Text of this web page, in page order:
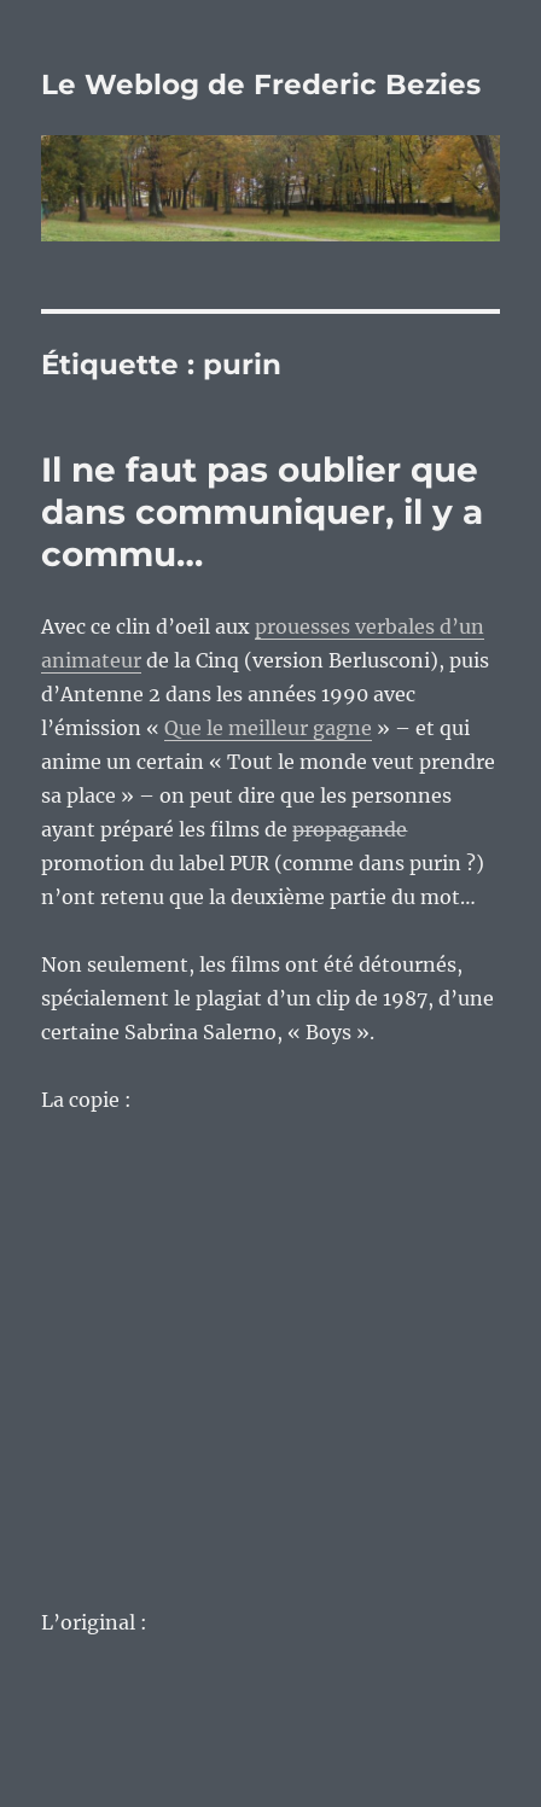
Le Weblog de Frederic Bezies
Étiquette : purin
Il ne faut pas oublier que
dans communiquer, il y a
commu…
Avec ce clin d’oeil auxprouesses verbales d’un
animateur de la Cinq (version Berlusconi), puis
d’Antenne 2 dans les années 1990 avec
l’émission «Que le meilleur gagne » – et qui
anime un certain « Tout le monde veut prendre
sa place » – on peut dire que les personnes
ayant préparé les films depropagande
promotion du label PUR (comme dans purin ?)
n’ont retenu que la deuxième partie du mot…
Non seulement, les films ont été détournés,
spécialement le plagiat d’un clip de 1987, d’une
certaine Sabrina Salerno, « Boys ».
La copie :
L’original :